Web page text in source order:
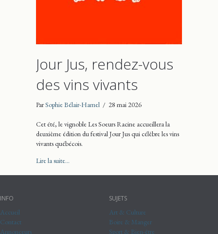
Jour Jus, rendez-vous
des vins vivants
ParSophie Bélair-Hamel / 28 mai 2026
Cet été, le vignoble Les Soeurs Racine accueillera la
deuxième édition du festival Jour Jus qui célèbre les vins
vivants québécois.
Lire la suite...
INFO
Accueil
Contact
Annonceurs
SUJETS
Art & Culture
Boire & Manger
Sport & Bien-être